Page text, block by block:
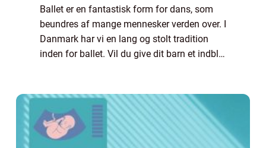
Ballet er en fantastisk form for dans, som
beundres af mange mennesker verden over. I
Danmark har vi en lang og stolt tradition
inden for ballet. Vil du give dit barn et indblik